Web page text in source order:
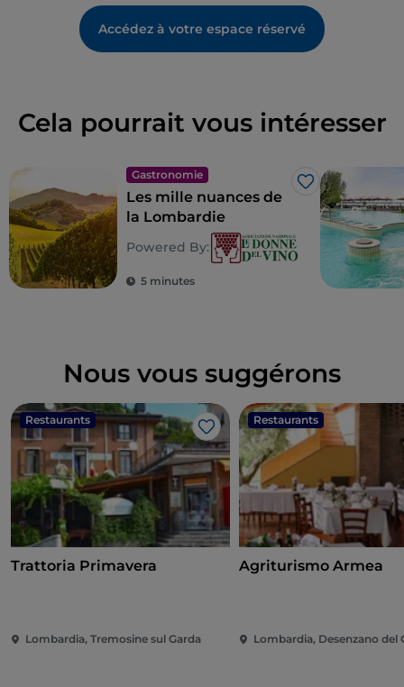
Accédez à votre espace réservé
Cela pourrait vous intéresser
Gastronomie
J’aime
Les mille nuances de
la Lombardie
Powered By:
5 minutes
Nous vous suggérons
Restaurants
J’aime
Trattoria Primavera
Lombardia, Tremosine sul Garda
Restaurants
Agriturismo Armea
Lombardia, Desenzano del